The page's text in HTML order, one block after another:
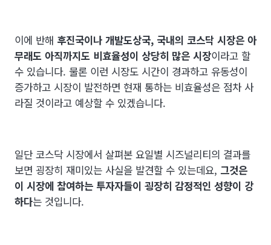
이에 반해 후진국이나 개발도상국, 국내의 코스닥 시장은 아
무래도 아직까지도 비효율성이 상당히 많은 시장이라고 할
수 있습니다. 물론 이런 시장도 시간이 경과하고 유동성이
증가하고 시장이 발전하면 현재 통하는 비효율성은 점차 사
라질 것이라고 예상할 수 있겠습니다.
일단 코스닥 시장에서 살펴본 요일별 시즈널리티의 결과를
보면 굉장히 재미있는 사실을 발견할 수 있는데요, 그것은
이 시장에 참여하는 투자자들이 굉장히 감정적인 성향이 강
하다는 것입니다.